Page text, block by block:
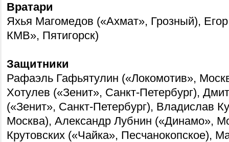
Вратари
Яхья Магомедов («Ахмат», Грозный),
КМВ», Пятигорск)
Защитники
Рафаэль Гафьятулин («Локомотив»,
Хотулев («Зенит», Санкт-Петербург),
(«Зенит», Санкт-Петербург), Владислав
Москва), Александр Лубнин («Динамо»,
Крутовских («Чайка», Песчанокопское),